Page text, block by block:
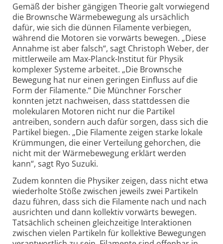
Gemäß der bisher gängigen Theorie galt vorwiegend
die Brownsche Wärmebewegung als ursächlich
dafür, wie sich die dünnen Filamente verbiegen,
während die Motoren sie vorwärts bewegen. „Diese
Annahme ist aber falsch“, sagt Christoph Weber, der
mittlerweile am Max-Planck-Institut für Physik
komplexer Systeme arbeitet. „Die Brownsche
Bewegung hat nur einen geringen Einfluss auf die
Form der Filamente.“ Die Münchner Forscher
konnten jetzt nachweisen, dass stattdessen die
molekularen Motoren nicht nur die Partikel
antreiben, sondern auch dafür sorgen, dass sich die
Partikel biegen. „Die Filamente zeigen starke lokale
Krümmungen, die einer Verteilung gehorchen, die
nicht mit der Wärmebewegung erklärt werden
kann“, sagt Ryo Suzuki.
Zudem konnten die Physiker zeigen, dass nicht etwa
wiederholte Stöße zwischen jeweils zwei Partikeln
dazu führen, dass sich die Filamente nach und nach
ausrichten und dann kollektiv vorwärts bewegen.
Tatsächlich scheinen gleichzeitige Interaktionen
zwischen vielen Partikeln für kollektive Bewegungen